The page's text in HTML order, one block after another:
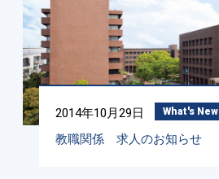
2014年10月29日 What's New
教職関係 求人のお知らせ